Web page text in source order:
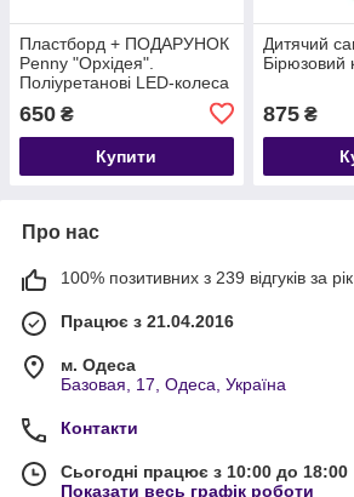
Пластборд + ПОДАРУНОК
Penny "Орхідея".
Поліуретанові LED-колеса
650 ₴
Купити
Дитячий
Бірюзовий
875₴
Про нас
100% позитивних з 239 відгуків за рік
Працює з 21.04.2016
м. Одеса
Базовая, 17, Одеса, Україна
Контакти
Сьогодні працює з 10:00 до 18:00
Показати весь графік роботи